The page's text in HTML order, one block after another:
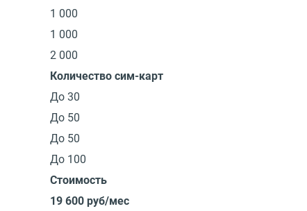
1 000
1 000
2 000
Количество сим-карт
До 30
До 50
До 50
До 100
Стоимость
19 600 руб/мес